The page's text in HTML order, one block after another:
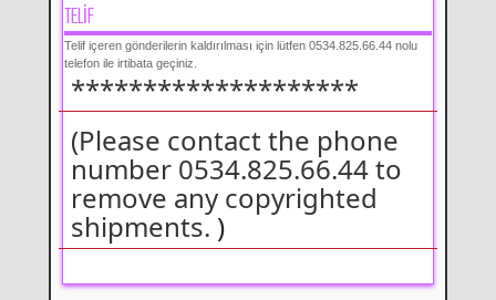
TELİF
Telif içeren gönderilerin kaldırılması için lütfen 0534.825.66.44 nolu
telefon ile irtibata geçiniz.
********************
(Please contact the phone
number 0534.825.66.44 to
remove any copyrighted
shipments.)